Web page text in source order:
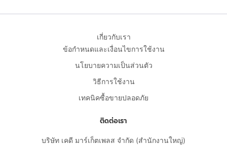
เกี่ยวกับเรา
ข้อกำหนดและเงื่อนไขการใช้งาน
นโยบายความเป็นส่วนตัว
วิธีการใช้งาน
เทคนิคซื้อขายปลอดภัย
ติดต่อเรา
บริษัท เคดี มาร์เก็ตเพลส จำกัด (สำนักงานใหญ่)